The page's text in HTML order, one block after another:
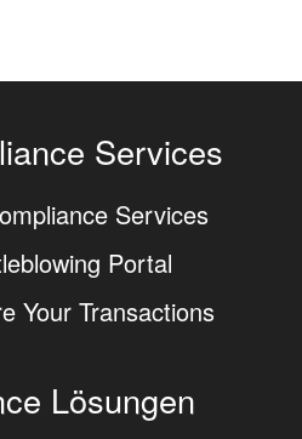
Services
Services
Portal
Your Transactions
Lösungen